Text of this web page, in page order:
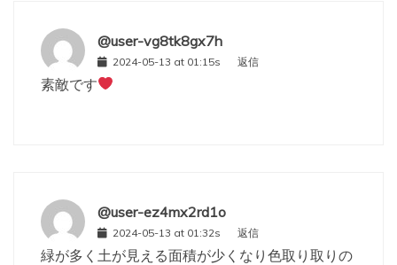
@user-vg8tk8gx7h
2024-05-13 at 01:15s 返信
素敵です
@user-ez4mx2rd1o
2024-05-13 at 01:32s 返信
緑が多く土が見える面積が少くなり色取り取りの